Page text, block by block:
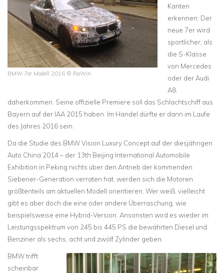
BMW 7er Modell 2016 © RaWin
Kanten
erkennen: Der
neue 7er wird
sportlicher, als
die S-Klasse
von Mercedes
oder der Audi
A8,
daherkommen. Seine offizielle Premiere soll das Schlachtschiff aus
Bayern auf der IAA 2015 haben. Im Handel dürfte er dann im Laufe
des Jahres 2016 sein.
Da die Studie des BMW Vision Luxury Concept auf der diesjährigen
Auto China 2014 – der 13th Beijing International Automobile
Exhibition in Peking nichts über den Antrieb der kommenden
Siebener-Generation verraten hat, werden sich die Motoren
größtenteils am aktuellen Modell orientieren. Wer weiß, vielleicht
gibt es aber doch die eine oder andere Überraschung, wie
beispielsweise eine Hybrid-Version. Ansonsten wird es wieder im
Leistungsspektrum von 245 bis 445 PS die bewährten Diesel und
Benziner als sechs, acht und zwölf Zylinder geben.
BMW trifft
scheinbar